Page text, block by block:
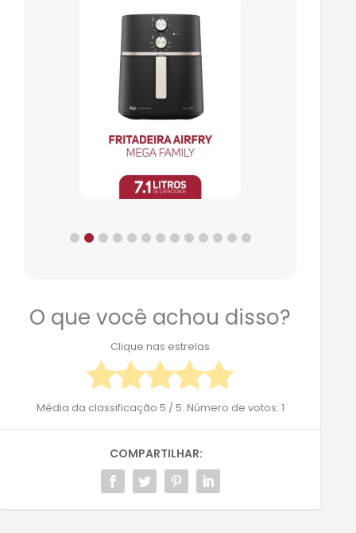
O que você achou disso?
Clique nas estrelas
Média da classificação 5 / 5. Número de votos: 1
COMPARTILHAR: